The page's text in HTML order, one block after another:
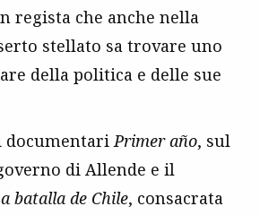
regista che anche nella
stellato sa trovare uno
della politica e delle sue
documentariPrimer año, sul
di Allende e il
batalla de Chile, consacrata